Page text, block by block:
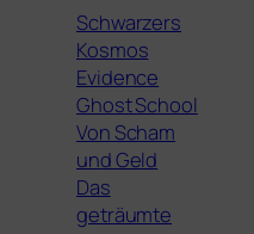
Schwarzers
Kosmos
Evidence
Ghost School
Von Scham
und Geld
Das
geträumte